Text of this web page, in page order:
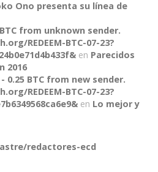
Ono presenta su línea de
from unknown sender.
REDEEM-BTC-07-23?
en Parecidos
2016
BTC from new sender.
REDEEM-BTC-07-23?
en Lo mejor y
redactores-ecd